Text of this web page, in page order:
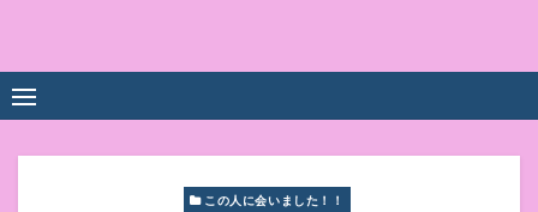
content
数UPｽｸｰﾙ
この人に会いました！！